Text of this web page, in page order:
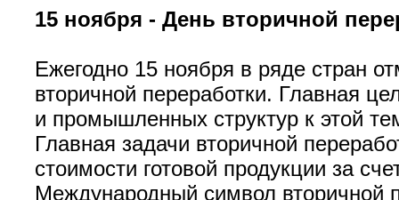
15 ноября - День вторичной
Ежегодно 15 ноября в ряде стран
вторичной переработки. Главная
и промышленных структур к этой
Главная задачи вторичной
стоимости готовой продукции за
Международный символ